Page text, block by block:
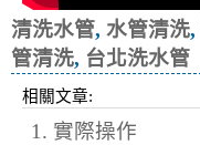
清洗水管, 水管清洗,
管清洗, 台北洗水管
相關文章:
1. 實際操作